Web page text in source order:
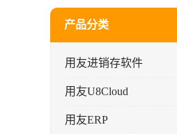
产品分类
用友进销存软件
用友U8Cloud
用友ERP